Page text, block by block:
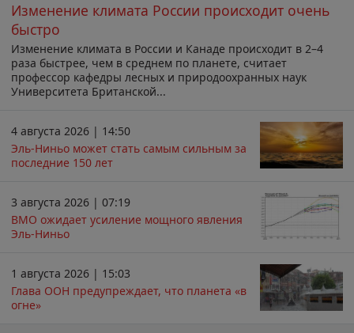
Изменение климата России происходит очень
быстро
Изменение климата в России и Канаде происходит в 2–4
раза быстрее, чем в среднем по планете, считает
профессор кафедры лесных и природоохранных наук
Университета Британской...
4 августа 2026 | 14:50
Эль-Ниньо может стать самым сильным за
последние 150 лет
3 августа 2026 | 07:19
ВМО ожидает усиление мощного явления
Эль-Ниньо
1 августа 2026 | 15:03
Глава ООН предупреждает, что планета «в
огне»